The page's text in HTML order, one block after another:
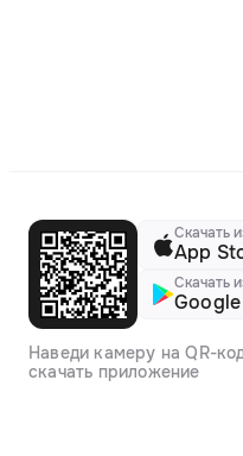
Скачать
App
Скачать
Наведи камеру на QR-
скачать приложение